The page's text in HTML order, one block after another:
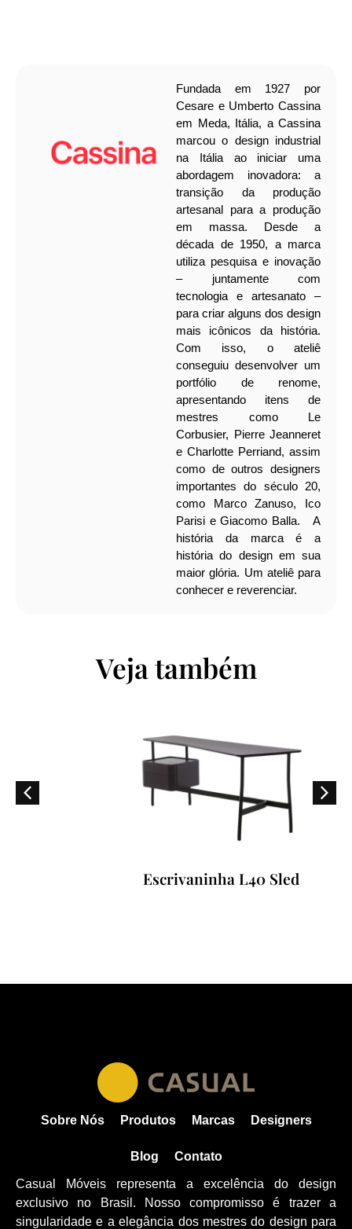
Fundada em 1927 por
Cesare e Umberto Cassina
em Meda, Itália, a Cassina
marcou o design industrial
na Itália ao iniciar uma
abordagem inovadora: a
transição da produção
artesanal para a produção
em massa. Desde a
década de 1950, a marca
utiliza pesquisa e inovação
– juntamente com
tecnologia e artesanato –
para criar alguns dos design
mais icônicos da história.
Com isso, o ateliê
conseguiu desenvolver um
portfólio de renome,
apresentando itens de
mestres como Le
Corbusier, Pierre Jeanneret
e Charlotte Perriand, assim
como de outros designers
importantes do século 20,
como Marco Zanuso, Ico
Parisi e Giacomo Balla.
A
história da marca é a
história do design em sua
maior glória. Um ateliê para
conhecer e reverenciar.
Veja também
Escrivaninha L40 Sled
Sobre Nós Produtos Marcas Designers
Blog Contato
Casual Móveis representa a excelência do design
exclusivo no Brasil. Nosso compromisso é trazer a
singularidade e a elegância dos mestres do design para